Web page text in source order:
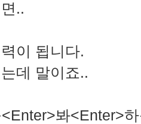
..
이 됩니다.
데 말이죠..
봐<Enter>